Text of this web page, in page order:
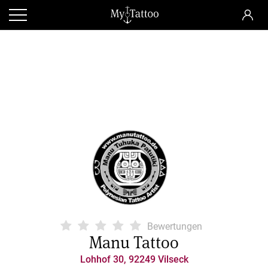
Bewertungen
Manu Tattoo
Lohhof 30, 92249 Vilseck